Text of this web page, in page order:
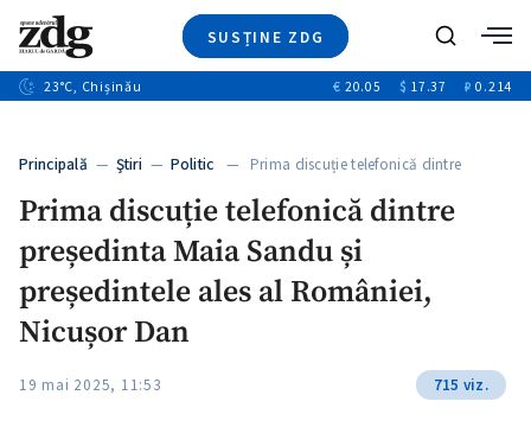
SUSȚINE ZDG
Ştiri
+13
Video
Special
Blog
Caută
23°C, Chișinău € 20.05 $ 17.37 ₽ 0.214
Principală — Ştiri — Politic — Prima discuție telefonică dintre
Prima discuție telefonică dintre
președinta Maia Sandu și
președintele ales al României,
Nicușor Dan
19 mai 2025, 11:53 715 viz.